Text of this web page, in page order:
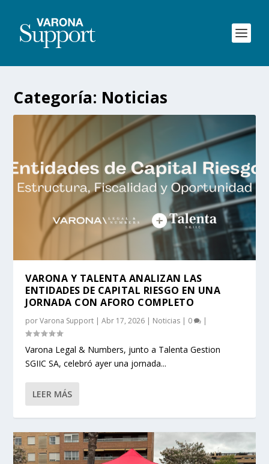
Categoría: Noticias
VARONA Y TALENTA ANALIZAN LAS
ENTIDADES DE CAPITAL RIESGO EN UNA
JORNADA CON AFORO COMPLETO
porVarona Support |Abr 17, 2026 | Noticias | 0 |
Varona Legal & Numbers, junto a Talenta Gestion
SGIIC SA, celebró ayer una jornada...
LEER MÁS